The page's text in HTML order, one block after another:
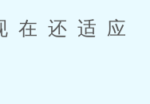
在还适应